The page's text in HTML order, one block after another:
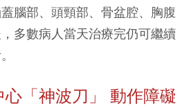
腦部、頭頸部、骨盆腔、胸腹
多數病人當天治療完仍可繼續
「神波刀」 動作障礙